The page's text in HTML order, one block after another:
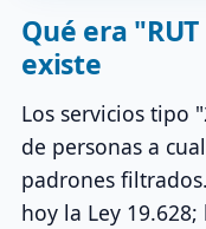
Qué era
existe
Los servicios tipo
de personas a
padrones
hoy la Ley